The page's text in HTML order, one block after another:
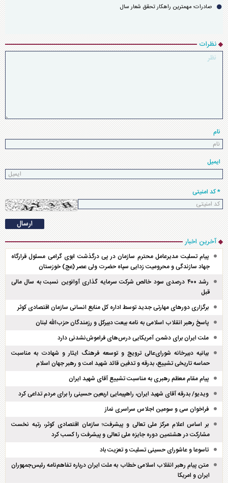
صادرات؛ مهمترین راهکار تحقق شعار سال
نظرات
نام
ایمیل
* کد امنیتی
آخرین اخبار
پیام تسلیت مدیرعامل محترم سازمان در پی درگذشت ابوی گرامی مسئول قرارگاه
جهاد سازندگی و محرومیت زدایی سپاه حضرت ولی عصر (عج) خوزستان
رشد ۴۰۰ درصدی سود خالص شرکت سرمایه گذاری آوانوین نسبت به سال مالی
قبل
برگزاری دور‌های مهارتی جدید توسط اداره کل منابع انسانی سازمان اقتصادی کوثر
پاسخ رهبر انقلاب اسلامی به نامه بیعت دبیرکل و رزمندگان حزب‌الله لبنان
ملت ایران برای دشمن آمریکایی درس‌های فراموش‌نشدنی دارد
بیانیه دبیرخانه شورای‌عالی ترویج و توسعه فرهنگ ایثار و شهادت به مناسبت
حماسه تاریخی تشییع، بدرقه و تدفین قائد شهید امت و رهبر جهان اسلام
پیام مقام معظم رهبری به مناسبت تشییع آقای شهید ایران
ویدیو/ بدرقه آقای شهید ایران، راهپیمایی اربعین حسینی را برای مردم تداعی کرد
فراخوان سی و سومین اجلاس سراسری نماز
بر اساس اعلام مرکز ملی تعالی و پیشرفت؛ سازمان اقتصادی کوثر، رتبه نخست
مشارکت در هشتمین دوره جایزه ملی تعالی و پیشرفت را کسب کرد
تاسوعا و عاشورای حسینی تسلیت و تعزیت باد
متن پیام رهبر انقلاب اسلامی خطاب به ملت ایران درباره تفاهم‌نامه رئیس‌جمهوران
ایران و امریکا